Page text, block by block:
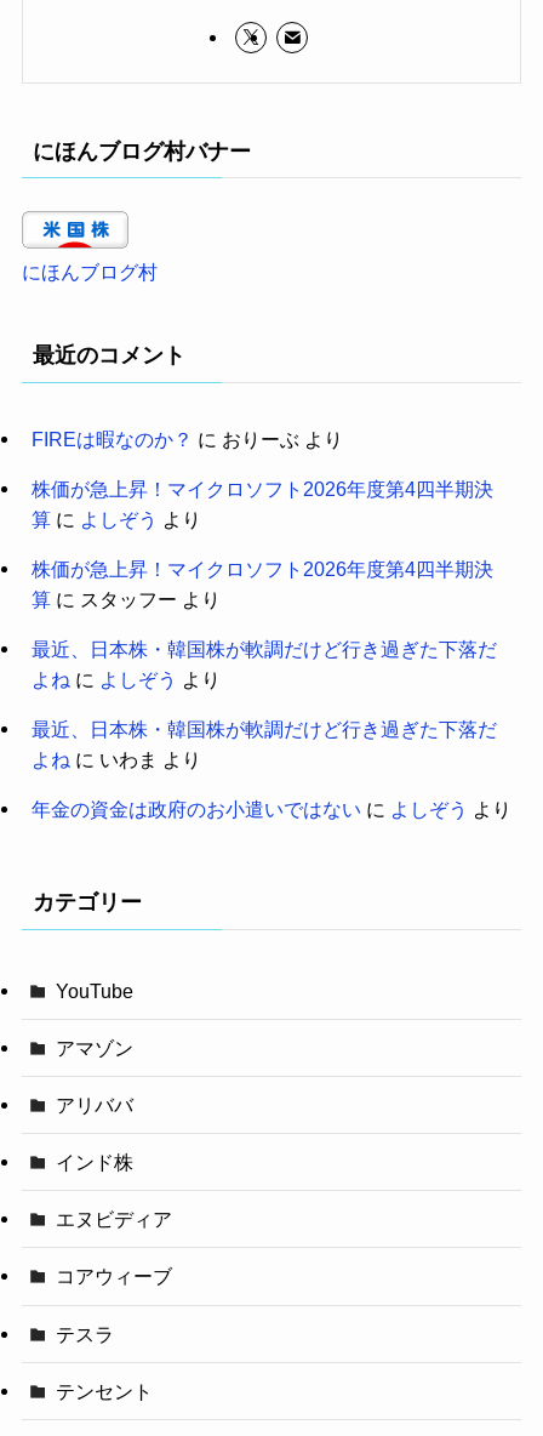
にほんブログ村バナー
にほんブログ村
最近のコメント
FIREは暇なのか？ に おりーぶ より
株価が急上昇！マイクロソフト2026年度第4四半期決
算に よしぞう より
株価が急上昇！マイクロソフト2026年度第4四半期決
算に スタッフー より
最近、日本株・韓国株が軟調だけど行き過ぎた下落だ
よね に よしぞう より
最近、日本株・韓国株が軟調だけど行き過ぎた下落だ
よね に いわま より
年金の資金は政府のお小遣いではない に よしぞう より
カテゴリー
YouTube
アマゾン
アリババ
インド株
エヌビディア
コアウィーブ
テスラ
テンセント